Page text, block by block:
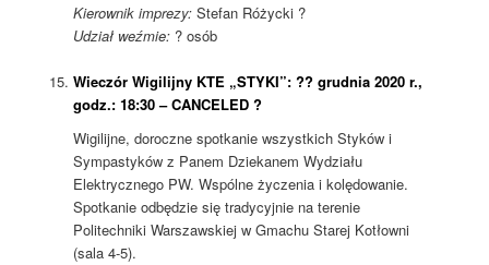
Kierownik imprezy:Stefan Różycki ?
Udział weźmie:? osób
Wieczór Wigilijny KTE „STYKI”: ?? grudnia 2020 r.,
godz.: 18:30 – CANCELED ?
Wigilijne, doroczne spotkanie wszystkich Styków i
Sympastyków z Panem Dziekanem Wydziału
Elektrycznego PW. Wspólne życzenia i kolędowanie.
Spotkanie odbędzie się tradycyjnie na terenie
Politechniki Warszawskiej w Gmachu Starej Kotłowni
(sala 4-5).